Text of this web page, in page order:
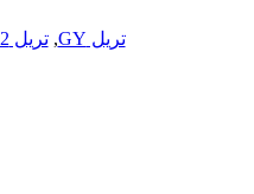
تریل GY , تریل T2